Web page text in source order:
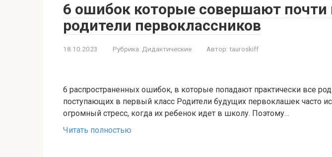
6 ошибок которые совершают почти
родители первоклассников
18.10.2023 Рубрика: Дидактические Автор: tauroskiff
6 распространенных ошибок, в которые попадают практически все
поступающих в первый класс Родители будущих первоклашек часто
огромный стресс, когда их ребенок идет в школу. Поэтому…
Читать полностью